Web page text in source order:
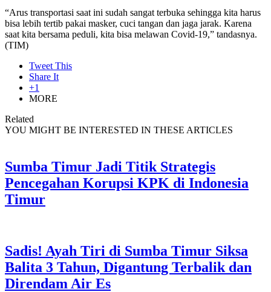
“Arus transportasi saat ini sudah sangat terbuka sehingga kita harus
bisa lebih tertib pakai masker, cuci tangan dan jaga jarak. Karena
saat kita bersama peduli, kita bisa melawan Covid-19,” tandasnya.
(TIM)
Tweet This
Share It
+1
MORE
Related
YOU MIGHT BE INTERESTED IN THESE ARTICLES
Sumba Timur Jadi Titik Strategis
Pencegahan Korupsi KPK di Indonesia
Timur
Sadis! Ayah Tiri di Sumba Timur Siksa
Balita 3 Tahun, Digantung Terbalik dan
Direndam Air Es